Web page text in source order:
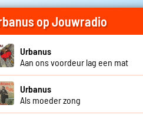
op Jouwradio
Urbanus
Aan ons voordeur lag een mat
Urbanus
Als moeder zong